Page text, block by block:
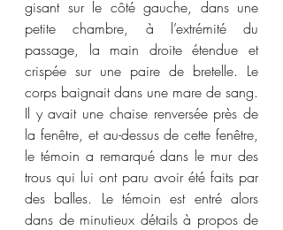
gisant sur le côté gauche, dans une
petite chambre, à l’extrémité du
passage, la main droite étendue et
crispée sur une paire de bretelle. Le
corps baignait dans une mare de sang.
Il y avait une chaise renversée près de
la fenêtre, et au-dessus de cette fenêtre,
le témoin a remarqué dans le mur des
trous qui lui ont paru avoir été faits par
des balles. Le témoin est entré alors
dans de minutieux détails à propos de